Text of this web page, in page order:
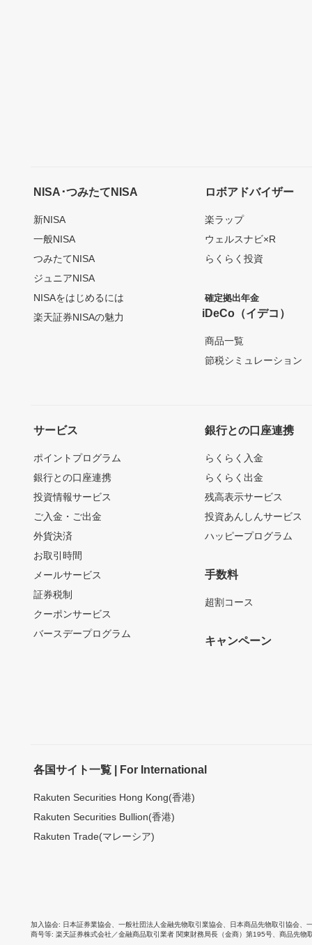
NISA･つみたてNISA
新NISA
一般NISA
つみたてNISA
ジュニアNISA
NISAをはじめるには
楽天証券NISAの魅力
ロボアドバイザー
楽ラップ
ウェルスナビ×R
らくらく投資
確定拠出年金
iDeCo（イデコ）
商品一覧
節税シミュレーション
サービス
ポイントプログラム
銀行との口座連携
投資情報サービス
ご入金・ご出金
外貨決済
お取引時間
メールサービス
証券税制
クーポンサービス
バースデープログラム
銀行との口座連携
らくらく入金
らくらく出金
残高表示サービス
投資あんしんサービス
ハッピープログラム
手数料
超割コース
キャンペーン
各国サイト一覧 | For International
Rakuten Securities Hong Kong(香港)
Rakuten Securities Bullion(香港)
Rakuten Trade(マレーシア)
加入協会 日本証券業協会 一般社団法人金融先物取引業協会 日本商品先物取引協会
商号等 楽天証券株式会社／金融商品取引業者 関東財務局長（金商）第195号、商品先物